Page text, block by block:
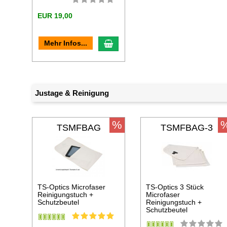
EUR 19,00
Mehr Infos... In den Warenkorb
Justage & Reinigung
TSMFBAG
TS-Optics Microfaser
Reinigungstuch +
Schutzbeutel
% TSMFBAG-3
TS-Optics 3 Stück
Microfaser
Reinigungstuch +
Schutzbeutel